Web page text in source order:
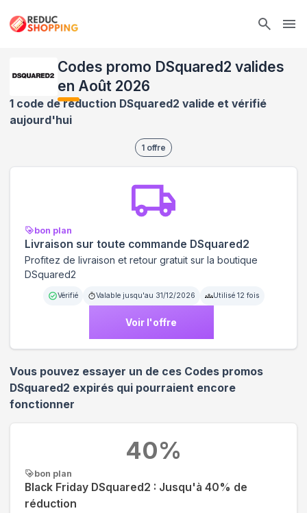
Codes promo DSquared2 valides
en Août 2026
1 code de réduction DSquared2 valide et vérifié
aujourd'hui
1 offre
bon plan
Livraison sur toute commande DSquared2
Profitez de livraison et retour gratuit sur la boutique
DSquared2
Vérifié Valable jusqu'au 31/12/2026 Utilisé 12 fois
Voir l'offre
Vous pouvez essayer un de ces Codes promos
DSquared2 expirés qui pourraient encore
fonctionner
bon plan
Black Friday DSquared2 : Jusqu'à 40% de
réduction
40%